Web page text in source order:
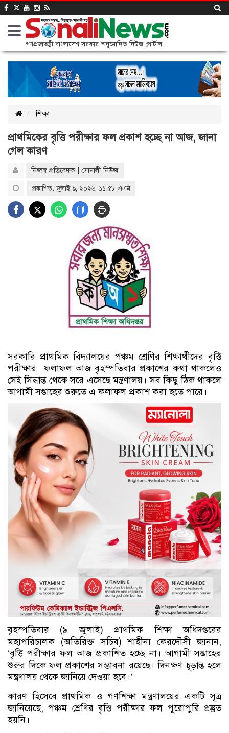
গণপ্রজাতন্ত্রী বাংলাদেশ সরকার অনুমোদিত নিউজ পোর্টাল
শিক্ষা
প্রাথমিকের বৃত্তি পরীক্ষার ফল প্রকাশ হচ্ছে না আজ, জানা
গেল কারণ
নিজস্ব প্রতিবেদক | সোনালী নিউজ
প্রকাশিত: জুলাই ৯, ২০২৬, ১১:৫৮ এএম
সরকারি প্রাথমিক বিদ্যালয়ের পঞ্চম শ্রেণির শিক্ষার্থীদের বৃত্তি
পরীক্ষার ফলাফল আজ বৃহস্পতিবার প্রকাশের কথা থাকলেও
সেই সিদ্ধান্ত থেকে সরে এসেছে মন্ত্রণালয়। সব কিছু ঠিক থাকলে
আগামী সপ্তাহের শুরুতে এ ফলাফল প্রকাশ করা হতে পারে।
বৃহস্পতিবার (৯ জুলাই) প্রাথমিক শিক্ষা অধিদপ্তরের
মহাপরিচালক (অতিরিক্ত সচিব) শাহীনা ফেরদৌসী জানান,
‘বৃত্তি পরীক্ষার ফল আজ প্রকাশিত হচ্ছে না। আগামী সপ্তাহের
শুরুর দিকে ফল প্রকাশের সম্ভাবনা রয়েছে। দিনক্ষণ চূড়ান্ত হলে
মন্ত্রণালয় থেকে জানিয়ে দেওয়া হবে।’
কারণ হিসেবে প্রাথমিক ও গণশিক্ষা মন্ত্রণালয়ের একটি সূত্র
জানিয়েছে, পঞ্চম শ্রেণির বৃত্তি পরীক্ষার ফল পুরোপুরি প্রস্তুত
হয়নি।